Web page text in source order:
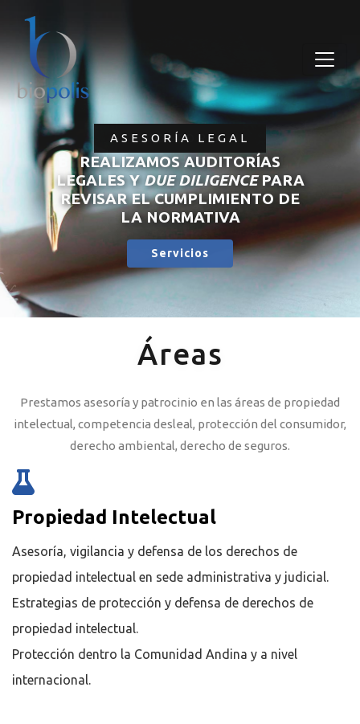
ASESORÍA LEGAL
REALIZAMOS AUDITORÍAS
LEGALES Y DUE DILIGENCEPARA
REVISAR EL CUMPLIMIENTO DE
LA NORMATIVA
Servicios
Áreas
Prestamos asesoría y patrocinio en las áreas de propiedad
intelectual, competencia desleal, protección del consumidor,
derecho ambiental, derecho de seguros.
Propiedad Intelectual
Asesoría, vigilancia y defensa de los derechos de
propiedad intelectual en sede administrativa y judicial.
Estrategias de protección y defensa de derechos de
propiedad intelectual.
Protección dentro la Comunidad Andina y a nivel
internacional.